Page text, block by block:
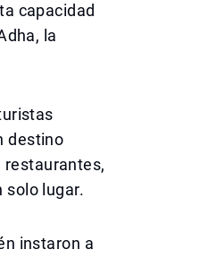
capacidad
la
destino
solo lugar.
instaron a